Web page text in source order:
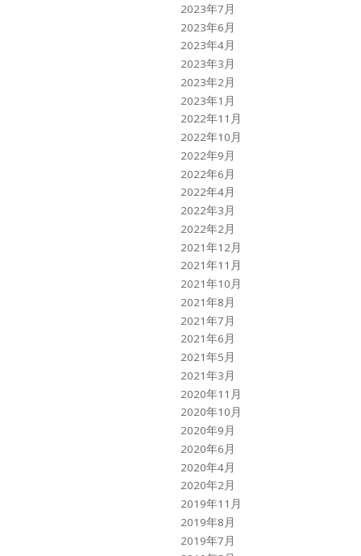
2023年7月
2023年6月
2023年4月
2023年3月
2023年2月
2023年1月
2022年11月
2022年10月
2022年9月
2022年6月
2022年4月
2022年3月
2022年2月
2021年12月
2021年11月
2021年10月
2021年8月
2021年7月
2021年6月
2021年5月
2021年3月
2020年11月
2020年10月
2020年9月
2020年6月
2020年4月
2020年2月
2019年11月
2019年8月
2019年7月